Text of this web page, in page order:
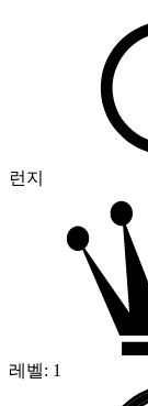
런지
레벨: 1